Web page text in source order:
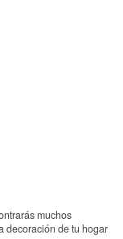
muchos
decoración de tu hogar